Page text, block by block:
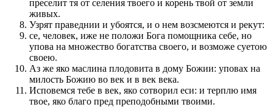
преселит тя от селения твоего и корень твой от земли
живых.
Узрят праведнии и убоятся, и о нем возсмеются и рекут:
се, человек, иже не положи Бога помощника себе, но
упова на множество богатства своего, и возможе суетою
своею.
Аз же яко маслина плодовита в дому Божии: уповах на
милость Божию во век и в век века.
Исповемся тебе в век, яко сотворил еси: и терплю имя
твое, яко благо пред преподобными твоими.